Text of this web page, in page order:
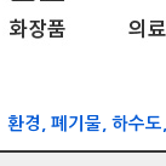
환경, 폐기물, 하수